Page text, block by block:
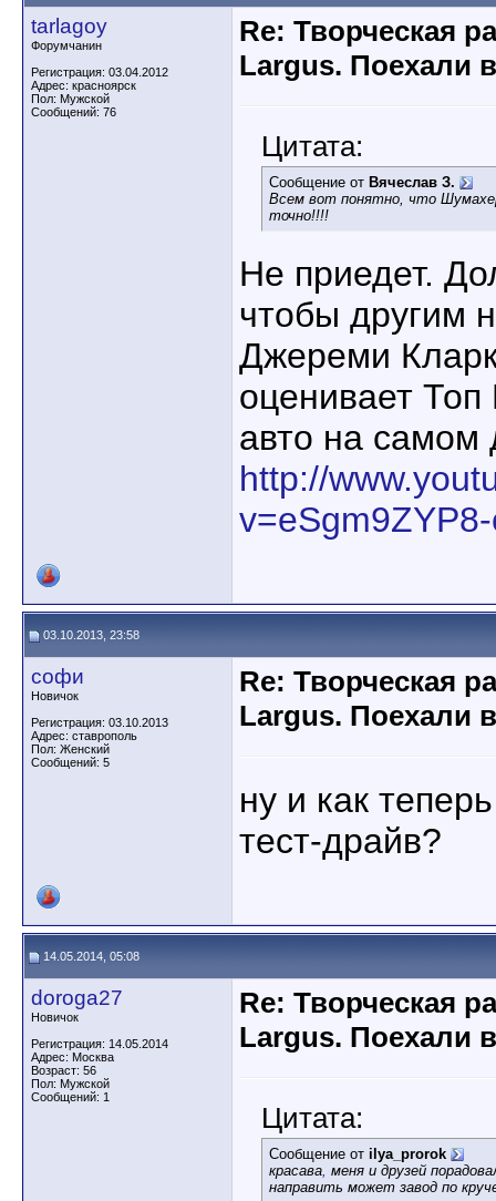
tarlagoy
Форумчанин
Регистрация: 03.04.2012
Адрес: красноярск
Пол: Мужской
Сообщений: 76
Re: Творческая
Largus. Поехали
Цитата:
Сообщение от Вячеслав З.
Всем вот понятно, что
точно!!!!
Не приедет.
чтобы другим
Джереми
оценивает Топ
авто на самом
http://
03.10.2013, 23:58
софи
Новичок
Регистрация: 03.10.2013
Адрес: ставрополь
Пол: Женский
Сообщений: 5
Re: Творческая
Largus. Поехали
ну и как
тест-драйв?
14.05.2014, 05:08
doroga27
Новичок
Регистрация: 14.05.2014
Адрес: Москва
Возраст: 56
Пол: Мужской
Сообщений: 1
Re: Творческая
Largus. Поехали
Цитата:
Сообщение от ilya_prorok
красава, меня и друзей
направить может завод по